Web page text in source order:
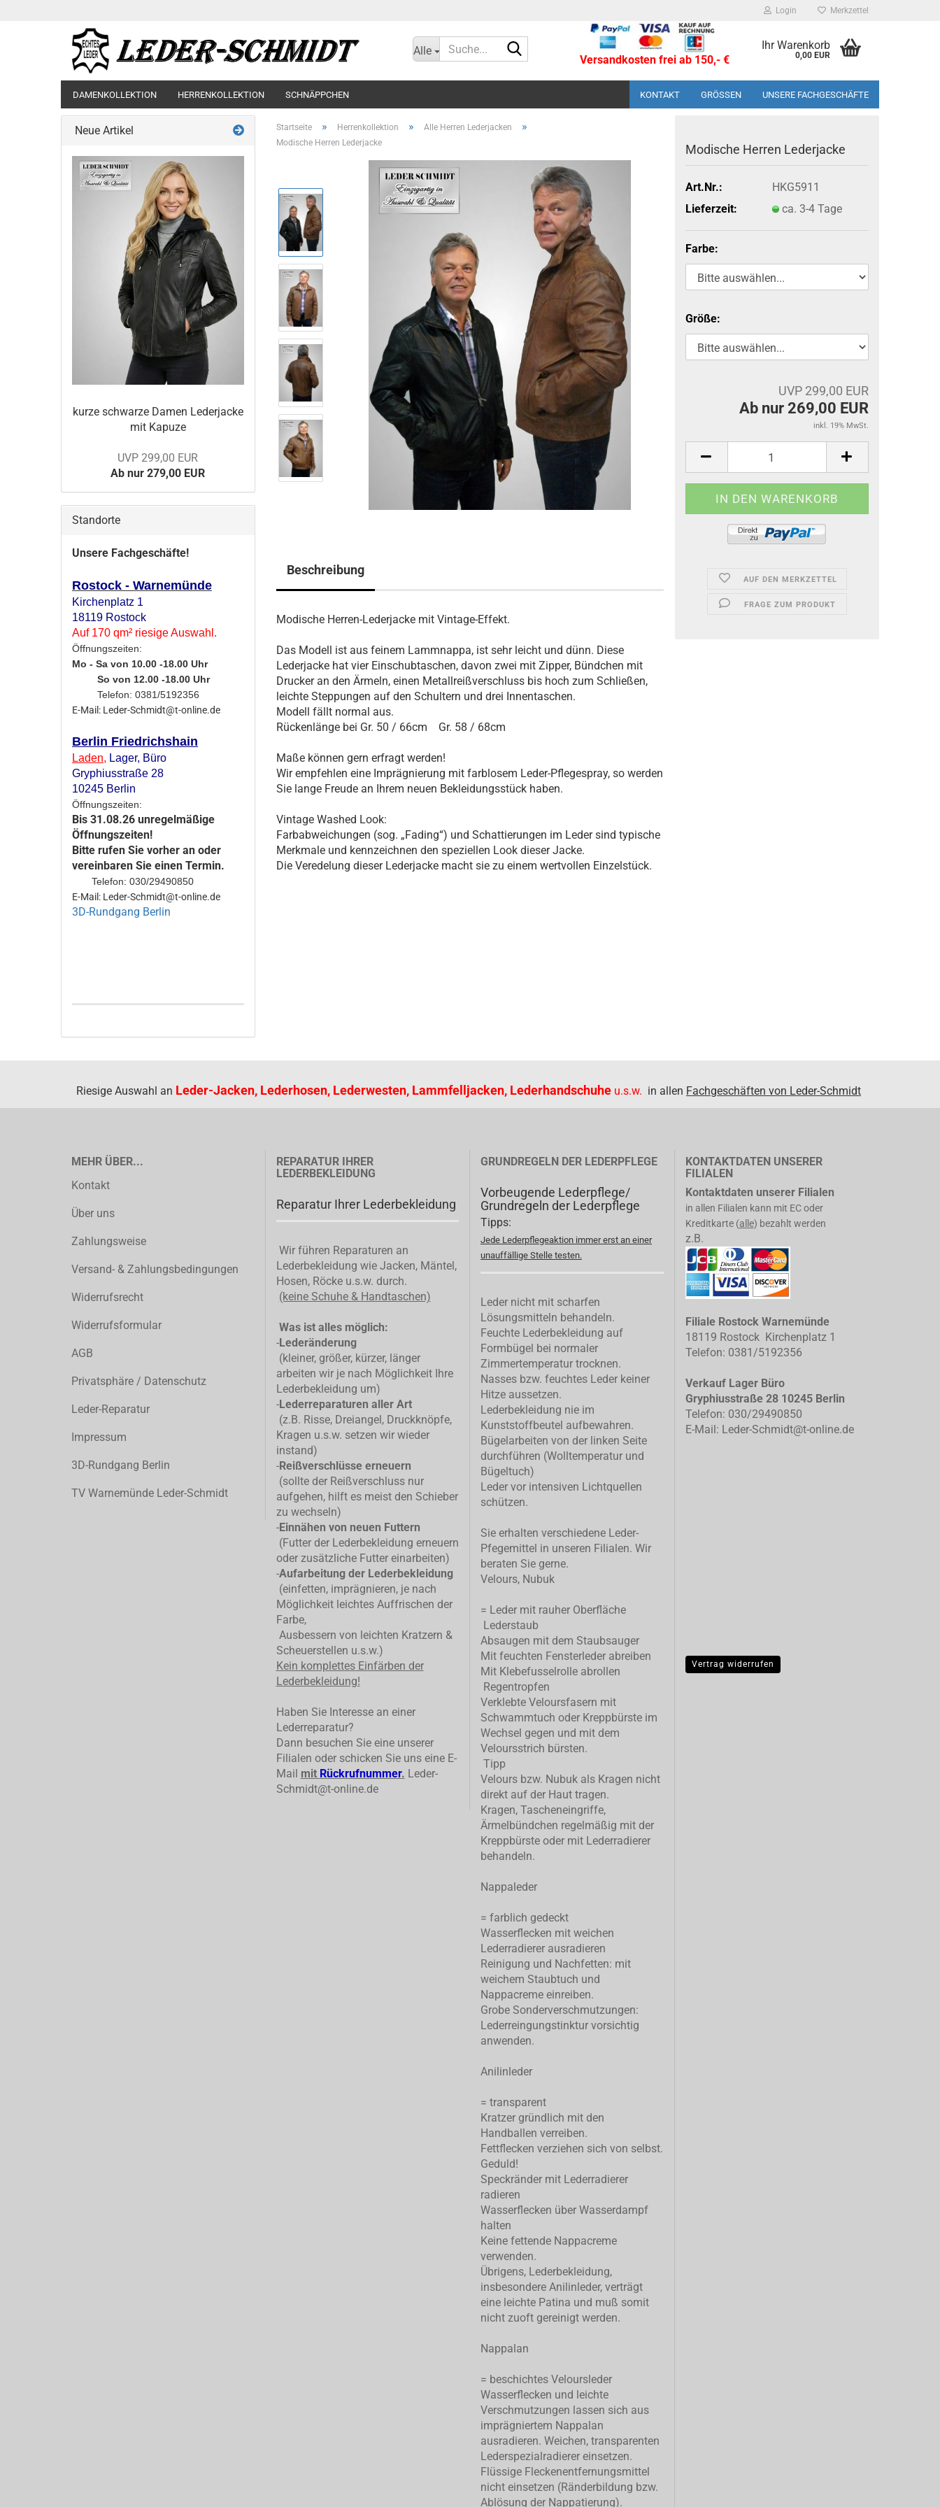
Login Merkzettel
Alle
Versandkosten frei ab 150,- €
Ihr Warenkorb
0,00 EUR
DAMENKOLLEKTION HERRENKOLLEKTION SCHNÄPPCHEN KONTAKT GRÖSSEN UNSERE FACHGESCHÄFTE
Startseite » Herrenkollektion » Alle Herren Lederjacken »
Modische Herren Lederjacke Mo­di­sche Her­ren Le­der­ja­cke
Art.Nr.:
HKG5911
Lieferzeit:
ca. 3-4 Tage
Farbe:
Größe:
UVP 299,00 EUR
Ab nur 269,00 EUR
inkl. 19% MwSt.
AUF DEN MERKZETTEL
FRAGE ZUM PRODUKT
Beschreibung
Modische Herren-Lederjacke mit Vintage-Effekt.
Das Modell ist aus feinem Lammnappa, ist sehr leicht und dünn. Diese
Lederjacke hat vier Einschubtaschen, davon zwei mit Zipper, Bündchen mit
Drucker an den Ärmeln, einen Metallreißverschluss bis hoch zum Schließen,
leichte Steppungen auf den Schultern und drei Innentaschen.
Modell fällt normal aus.
Rückenlänge bei Gr. 50 / 66cm Gr. 58 / 68cm
Maße können gern erfragt werden!
Wir empfehlen eine Imprägnierung mit farblosem Leder-Pflegespray, so werden
Sie lange Freude an Ihrem neuen Bekleidungsstück haben.
Vintage Washed Look:
Farbabweichungen (sog. „Fading“) und Schattierungen im Leder sind typische
Merkmale und kennzeichnen den speziellen Look dieser Jacke.
Die Veredelung dieser Lederjacke macht sie zu einem wertvollen Einzelstück.
Neue Artikel
kurze schwar­ze Damen Le­der­ja­cke
mit Ka­pu­ze
UVP 299,00 EUR
Ab nur 279,00 EUR
Standorte
Unsere Fachgeschäfte!
Rostock - Warnemünde
Kirchenplatz 1
18119 Rostock
Auf 170 qm² riesige Auswahl.
Öffnungszeiten:
Mo - Sa von 10.00 -18.00 Uhr
So von 12.00 -18.00 Uhr
Telefon: 0381/5192356
E-Mail: Leder-Schmidt@t-online.de
Berlin Friedrichshain
Laden, Lager, Büro
Gryphiusstraße 28
10245 Berlin
Öffnungszeiten:
Bis 31.08.26 unregelmäßige
Öffnungszeiten!
Bitte rufen Sie vorher an oder
vereinbaren Sie einen Termin.
Telefon: 030/29490850
E-Mail: Leder-Schmidt@t-online.de
3D-Rundgang Berlin
Riesige Auswahl an Leder-Jacken, Lederhosen, Lederwesten, Lammfelljacken, Lederhandschuhe u.s.w. in allen Fachgeschäften von Leder-Schmidt
MEHR ÜBER...
Kontakt
Über uns
Zahlungsweise
Versand- & Zahlungsbedingungen
Widerrufsrecht
Widerrufsformular
AGB
Privatsphäre / Datenschutz
Leder-Reparatur
Impressum
3D-Rundgang Berlin
TV Warnemünde Leder-Schmidt
REPARATUR IHRER
LEDERBEKLEIDUNG
Reparatur Ihrer Lederbekleidung
Wir führen Reparaturen an
Lederbekleidung wie Jacken, Mäntel,
Hosen, Röcke u.s.w. durch.
(keine Schuhe & Handtaschen)
Was ist alles möglich:
-Lederänderung
(kleiner, größer, kürzer, länger
arbeiten wir je nach Möglichkeit Ihre
Lederbekleidung um)
-Lederreparaturen aller Art
(z.B. Risse, Dreiangel, Druckknöpfe,
Kragen u.s.w. setzen wir wieder
instand)
-Reißverschlüsse erneuern
(sollte der Reißverschluss nur
aufgehen, hilft es meist den Schieber
zu wechseln)
-Einnähen von neuen Futtern
(Futter der Lederbekleidung erneuern
oder zusätzliche Futter einarbeiten)
-Aufarbeitung der Lederbekleidung
(einfetten, imprägnieren, je nach
Möglichkeit leichtes Auffrischen der
Farbe,
Ausbessern von leichten Kratzern &
Scheuerstellen u.s.w.)
Kein komplettesEinfärben der
Lederbekleidung!
Haben Sie Interesse an einer
Lederreparatur?
Dann besuchen Sie eine unserer
Filialen oder schicken Sie uns eine E-
Mail mit Rückrufnummer. Leder-
Schmidt@t-online.de
GRUNDREGELN DER LEDERPFLEGE
Vorbeugende Lederpflege/
Grundregeln der Lederpflege
Tipps:
Jede Lederpflegeaktion immer erst an einer
unauffällige Stelle testen.
Leder nicht mit scharfen
Lösungsmitteln behandeln.
Feuchte Lederbekleidung auf
Formbügel bei normaler
Zimmertemperatur trocknen.
Nasses bzw. feuchtes Leder keiner
Hitze aussetzen.
Lederbekleidung nie im
Kunststoffbeutel aufbewahren.
Bügelarbeiten von der linken Seite
durchführen (Wolltemperatur und
Bügeltuch)
Leder vor intensiven Lichtquellen
schützen.
Sie erhalten verschiedene Leder-
Pfegemittel in unseren Filialen. Wir
beraten Sie gerne.
Velours, Nubuk
= Leder mit rauher Oberfläche
Lederstaub
Absaugen mit dem Staubsauger
Mit feuchten Fensterleder abreiben
Mit Klebefusselrolle abrollen
Regentropfen
Verklebte Veloursfasern mit
Schwammtuch oder Kreppbürste im
Wechsel gegen und mit dem
Veloursstrich bürsten.
Tipp
Velours bzw. Nubuk als Kragen nicht
direkt auf der Haut tragen.
Kragen, Tascheneingriffe,
Ärmelbündchen regelmäßig mit der
Kreppbürste oder mit Lederradierer
behandeln.
Nappaleder
= farblich gedeckt
Wasserflecken mit weichen
Lederradierer ausradieren
Reinigung und Nachfetten: mit
weichem Staubtuch und
Nappacreme einreiben.
Grobe Sonderverschmutzungen:
Lederreingungstinktur vorsichtig
anwenden.
Anilinleder
= transparent
Kratzer gründlich mit den
Handballen verreiben.
Fettflecken verziehen sich von selbst.
Geduld!
Speckränder mit Lederradierer
radieren
Wasserflecken über Wasserdampf
halten
Keine fettende Nappacreme
verwenden.
Übrigens, Lederbekleidung,
insbesondere Anilinleder, verträgt
eine leichte Patina und muß somit
nicht zuoft gereinigt werden.
Nappalan
= beschichtes Veloursleder
Wasserflecken und leichte
Verschmutzungen lassen sich aus
imprägniertem Nappalan
ausradieren. Weichen, transparenten
Lederspezialradierer einsetzen.
Flüssige Fleckenentfernungsmittel
nicht einsetzen (Ränderbildung bzw.
Ablösung der Nappatierung).
KONTAKTDATEN UNSERER
FILIALEN
Kontaktdaten unserer Filialen
in allen Filialen kann mit EC oder
Kreditkarte (alle) bezahlt werden
z.B.
Filiale Rostock Warnemünde
18119 Rostock Kirchenplatz 1
Telefon: 0381/5192356
Verkauf Lager Büro
Gryphiusstraße 28 10245 Berlin
Telefon: 030/29490850
E-Mail: Leder-Schmidt@t-online.de
Vertrag widerrufen